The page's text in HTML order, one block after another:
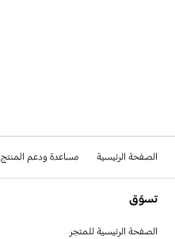
الصفحة الرئيسية مساعدة ودعم المنتج
تسوّق
الصفحة الرئيسية للمتجر